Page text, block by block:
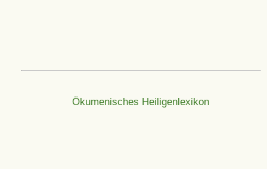
Ökumenisches Heiligenlexikon